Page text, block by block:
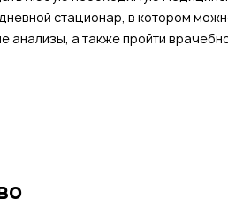
стационар, в котором
анализы, а также пройти